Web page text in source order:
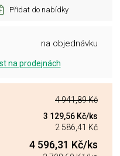
Přidat do nabídky
na objednávku
na prodejnách
4 941,89 Kč
3 129,56 Kč/ks
2 586,41 Kč
4 596,31 Kč/ks